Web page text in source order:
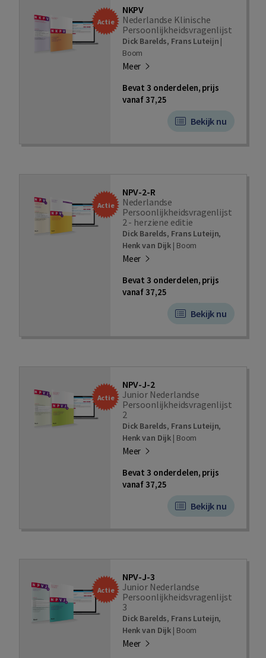
Actie
NKPV
Nederlandse Klinische
Persoonlijkheidsvragenlijst
Dick Barelds, Frans Luteijn |
Boom
Meer
Bevat 3 onderdelen, prijs
vanaf 37,25
Bekijk nu
Actie
NPV-2-R
Nederlandse
Persoonlijkheidsvragenlijst
2 - herziene editie
Dick Barelds, Frans Luteijn,
Henk van Dijk | Boom
Meer
Bevat 3 onderdelen, prijs
vanaf 37,25
Bekijk nu
Actie
NPV-J-2
Junior Nederlandse
Persoonlijkheidsvragenlijst
2
Dick Barelds, Frans Luteijn,
Henk van Dijk | Boom
Meer
Bevat 3 onderdelen, prijs
vanaf 37,25
Bekijk nu
Actie
NPV-J-3
Junior Nederlandse
Persoonlijkheidsvragenlijst
3
Dick Barelds, Frans Luteijn,
Henk van Dijk | Boom
Meer